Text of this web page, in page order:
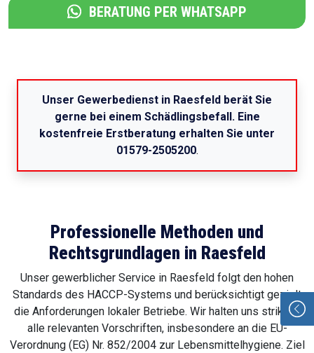
BERATUNG PER WHATSAPP
Unser Gewerbedienst in Raesfeld berät Sie
gerne bei einem Schädlingsbefall. Eine
kostenfreie Erstberatung erhalten Sie unter
01579-2505200.
Professionelle Methoden und
Rechtsgrundlagen in Raesfeld
Unser gewerblicher Service in Raesfeld folgt den hohen
Standards des HACCP-Systems und berücksichtigt gezielt
die Anforderungen lokaler Betriebe. Wir halten uns strikt an
alle relevanten Vorschriften, insbesondere an die EU-
Verordnung (EG) Nr. 852/2004 zur Lebensmittelhygiene. Ziel